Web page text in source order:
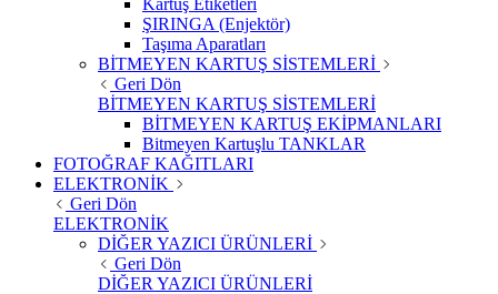
Kartuş Etiketleri
ŞIRINGA (Enjektör)
Taşıma Aparatları
BİTMEYEN KARTUŞ SİSTEMLERİ
Geri Dön
BİTMEYEN KARTUŞ SİSTEMLERİ
BİTMEYEN KARTUŞ EKİPMANLARI
Bitmeyen Kartuşlu TANKLAR
FOTOĞRAF KAĞITLARI
ELEKTRONİK
Geri Dön
ELEKTRONİK
DİĞER YAZICI ÜRÜNLERİ
Geri Dön
DİĞER YAZICI ÜRÜNLERİ